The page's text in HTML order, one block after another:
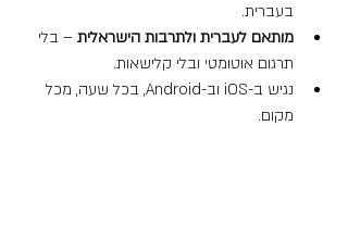
בעברית.
מותאם לעברית ולתרבות הישראלית – בלי
תרגום אוטומטי ובלי קלישאות.
נגיש ב-iOS וב-Android, בכל שעה, מכל
מקום.